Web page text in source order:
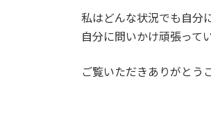
私はどんな状況でも自分
自分に問いかけ頑張って
ご覧いただきありがとう